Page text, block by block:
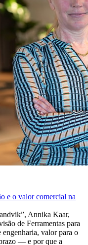
e o valor comercial na
Annika Kaar,
de Ferramentas para
valor para o
— e por que a